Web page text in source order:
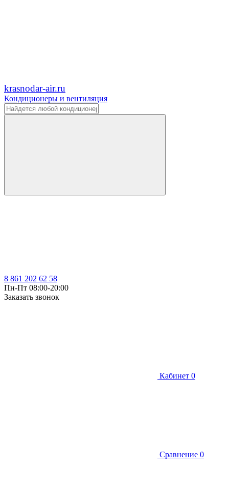
krasnodar-air.ru
Кондиционеры и вентиляция
8 861 202 62 58
Пн-Пт 08:00-20:00
Заказать звонок
Кабинет 0
Сравнение 0